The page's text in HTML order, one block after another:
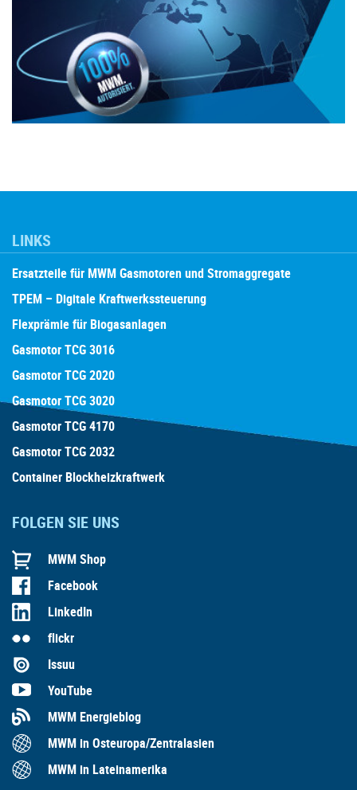
LINKS
Ersatzteile für MWM Gasmotoren und Stromaggregate
TPEM – Digitale Kraftwerkssteuerung
Flexprämie für Biogasanlagen
Gasmotor TCG 3016
Gasmotor TCG 2020
Gasmotor TCG 3020
Gasmotor TCG 4170
Gasmotor TCG 2032
Container Blockheizkraftwerk
FOLGEN SIE UNS
MWM Shop
Facebook
LinkedIn
flickr
Issuu
YouTube
MWM Energieblog
MWM in Osteuropa/Zentralasien
MWM in Lateinamerika